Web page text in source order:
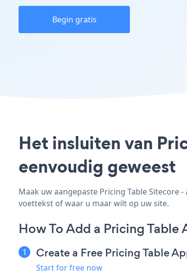
Begin gratis
Het insluiten van
eenvoudig geweest
Maak uw aangepaste Pricing Table Sitecore
voettekst of waar u maar wilt op uw site.
How To Add a Pricing Table
Create a Free Pricing Table
Start for free now